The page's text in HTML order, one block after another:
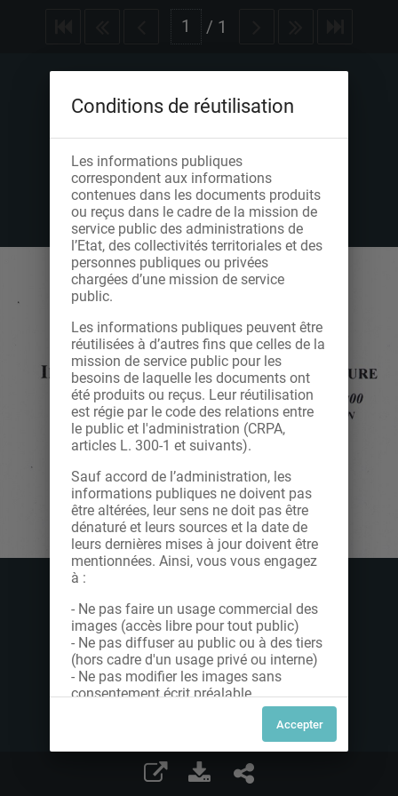
/ 1
Conditions de réutilisation
Les informations publiques
correspondent aux informations
contenues dans les documents produits
ou reçus dans le cadre de la mission de
service public des administrations de
l’Etat, des collectivités territoriales et des
personnes publiques ou privées
chargées d’une mission de service
public.
Les informations publiques peuvent être
réutilisées à d’autres fins que celles de la
mission de service public pour les
besoins de laquelle les documents ont
été produits ou reçus. Leur réutilisation
est régie par le code des relations entre
le public et l'administration (CRPA,
articles L. 300-1 et suivants).
Sauf accord de l’administration, les
informations publiques ne doivent pas
être altérées, leur sens ne doit pas être
dénaturé et leurs sources et la date de
leurs dernières mises à jour doivent être
mentionnées. Ainsi, vous vous engagez
à :
- Ne pas faire un usage commercial des
images (accès libre pour tout public)
- Ne pas diffuser au public ou à des tiers
(hors cadre d'un usage privé ou interne)
- Ne pas modifier les images sans
consentement écrit préalable
Dans le cas contraire, nous vous invitons
à nous contacter afin de solliciter le type
de Licence souhaitée parmi celles
proposées et le cas échéant, acquitter